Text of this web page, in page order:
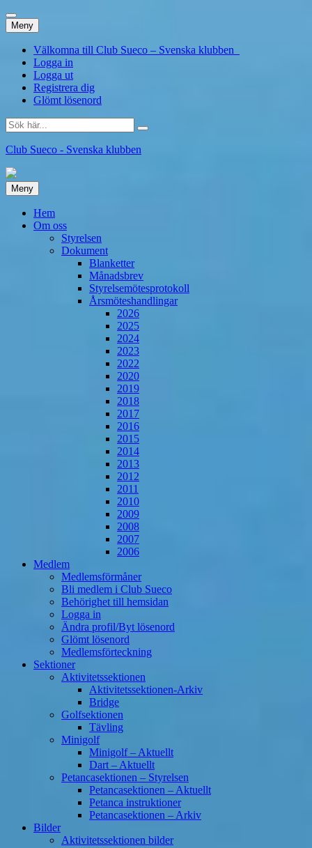
Meny Hoppa
till
innehåll
Välkomna till Club Sueco – Svenska klubben
Logga in
Logga ut
Registrera dig
Glömt lösenord
Sök
efter:
Club Sueco - Svenska klubben
Meny Hoppa
till
innehåll
Hem
Om oss
Styrelsen
Dokument
Blanketter
Månadsbrev
Styrelsemötesprotokoll
Årsmöteshandlingar
2026
2025
2024
2023
2022
2020
2019
2018
2017
2016
2015
2014
2013
2012
2011
2010
2009
2008
2007
2006
Medlem
Medlemsförmåner
Bli medlem i Club Sueco
Behörighet till hemsidan
Logga in
Ändra profil/Byt lösenord
Glömt lösenord
Medlemsförteckning
Sektioner
Aktivitetssektionen
Aktivitetssektionen-Arkiv
Bridge
Golfsektionen
Tävling
Minigolf
Minigolf – Aktuellt
Dart – Aktuellt
Petancasektionen – Styrelsen
Petancasektionen – Aktuellt
Petanca instruktioner
Petancasektionen – Arkiv
Bilder
Aktivitetssektionen bilder